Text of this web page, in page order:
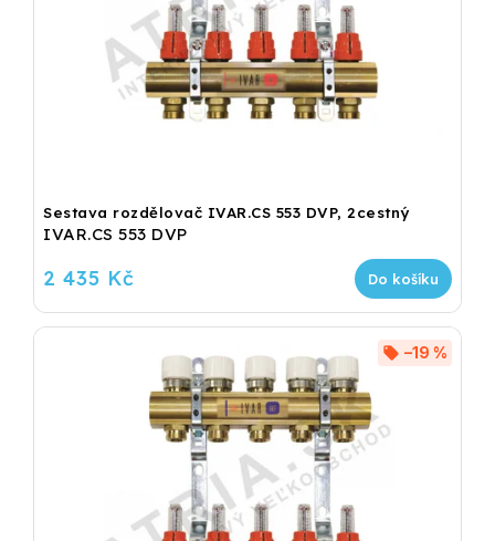
Sestava rozdělovač IVAR.CS 553 DVP, 2cestný
IVAR.CS 553 DVP
2 435 Kč Do košíku
–19 %